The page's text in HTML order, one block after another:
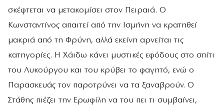
σκέφτεται να μετακομίσει στον Πειραιά. Ο
Κωνσταντίνος απαιτεί από την Ισμήνη να κρατηθεί
μακριά από τη Φρύνη, αλλά εκείνη αρνείται τις
κατηγορίες. Η Χάιδω κάνει μυστικές εφόδους στο σπίτι
του Λυκούργου και του κρύβει το φαγητό, ενώ ο
Παρασκευάς τον παροτρύνει να τα ξαναβρούν. Ο
Στάθης πιέζει την Ερωφίλη να του πει τι συμβαίνει,